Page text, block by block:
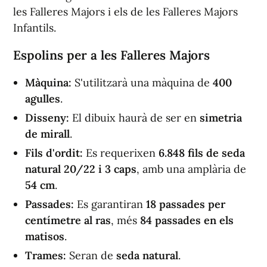
les Falleres Majors i els de les Falleres Majors
Infantils.
Espolins per a les Falleres Majors
Màquina: S'utilitzarà una màquina de 400
agulles.
Disseny: El dibuix haurà de ser en simetria
de mirall.
Fils d'ordit: Es requerixen 6.848 fils de seda
natural 20/22 i 3 caps, amb una amplària de
54 cm.
Passades: Es garantiran 18 passades per
centímetre al ras, més 84 passades en els
matisos.
Trames: Seran de seda natural.